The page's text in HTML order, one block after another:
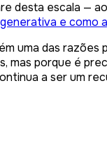
desta escala —
e como
uma das razões
mas porque é
a ser um